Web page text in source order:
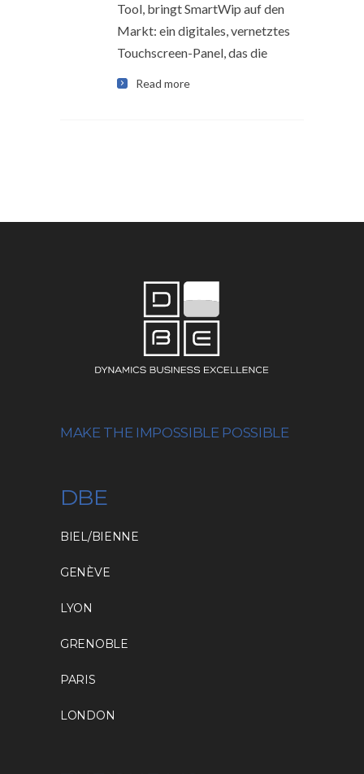
Tool, bringt SmartWip auf den
Markt: ein digitales, vernetztes
Touchscreen-Panel, das die
Read more
MAKE THE IMPOSSIBLE POSSIBLE
DBE
BIEL/BIENNE
GENÈVE
LYON
GRENOBLE
PARIS
LONDON